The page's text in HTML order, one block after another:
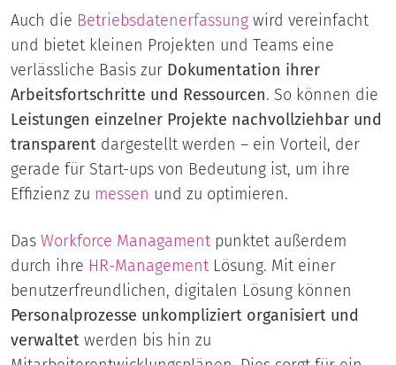
Auch die Betriebsdatenerfassung wird vereinfacht
und bietet kleinen Projekten und Teams eine
verlässliche Basis zur Dokumentation ihrer
Arbeitsfortschritte und Ressourcen. So können die
Leistungen einzelner Projekte nachvollziehbar und
transparent dargestellt werden – ein Vorteil, der
gerade für Start-ups von Bedeutung ist, um ihre
Effizienz zu messen und zu optimieren.
Das Workforce Managament punktet außerdem
durch ihre HR-Management Lösung. Mit einer
benutzerfreundlichen, digitalen Lösung können
Personalprozesse unkompliziert organisiert und
verwaltet werden bis hin zu